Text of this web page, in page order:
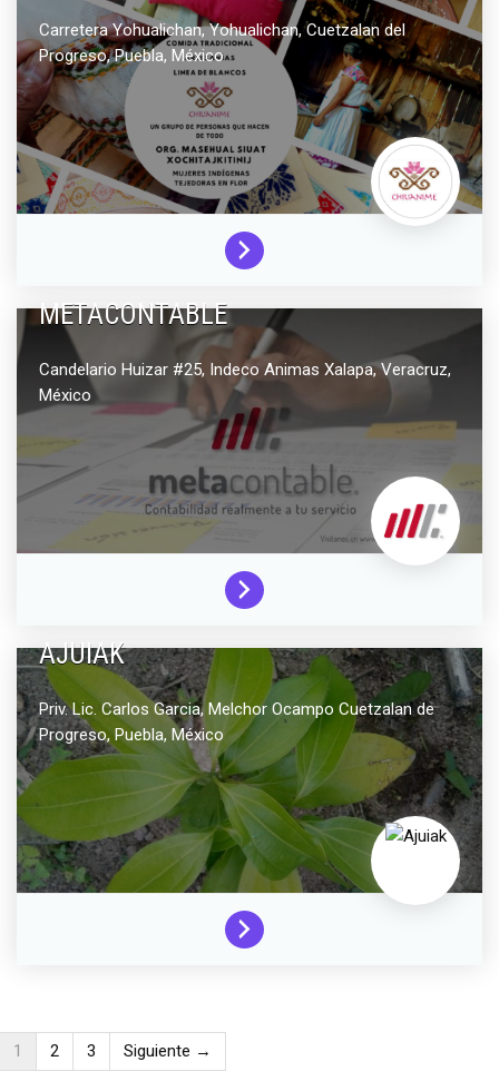
Carretera Yohualichan,Yohualichan, Cuetzalan del
Progreso,Puebla, México
METACONTABLE
Candelario Huizar #25, Indeco Animas Xalapa,Veracruz,
México
AJUIAK
Priv. Lic. Carlos Garcia, Melchor Ocampo Cuetzalan de
Progreso,Puebla, México
1 2 3 Siguiente →